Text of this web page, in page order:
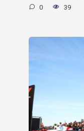
0 39